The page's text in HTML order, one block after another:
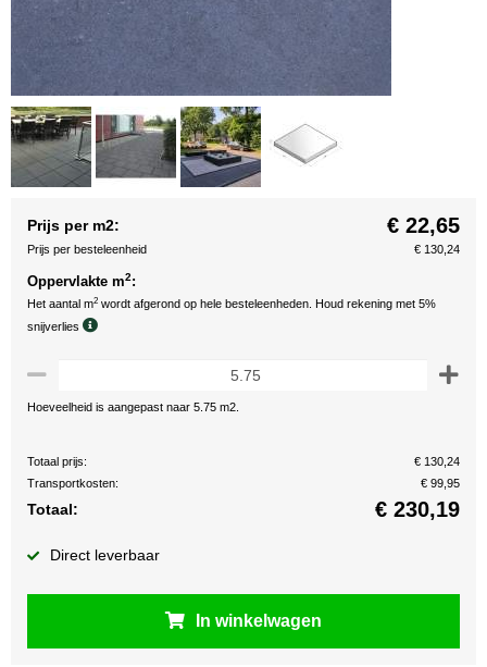
Prijs per m2: € 22,65
Prijs per besteleenheid € 130,24
Oppervlakte m2:
Het aantal m2 wordt afgerond op hele besteleenheden. Houd rekening met 5%
snijverlies
Hoeveelheid is aangepast naar 5.75 m2.
Totaal prijs:
€ 130,24
Transportkosten:
€ 99,95
Totaal: € 230,19
Direct leverbaar
In winkelwagen